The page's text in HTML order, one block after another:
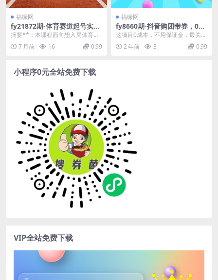
福缘网
fy21872期-体育赛道起号实战
课：从内容定位到解说技巧，
快速打造高流量体育账号
摘要**：本课程面向想入局体育赛
道的短视频创作者，聚焦体育账号
从0到1的起号全流...
7 月前 16 0.99
福缘网
fy8660期-抖音购团带券，0成
本当天出单，新老号均可，单
号日收益可达200
这项目0成本，‮用不‬保证金，最关键‮
没的&...
2 年前 3 0.99
小程序0元全站免费下载
VIP全站免费下载